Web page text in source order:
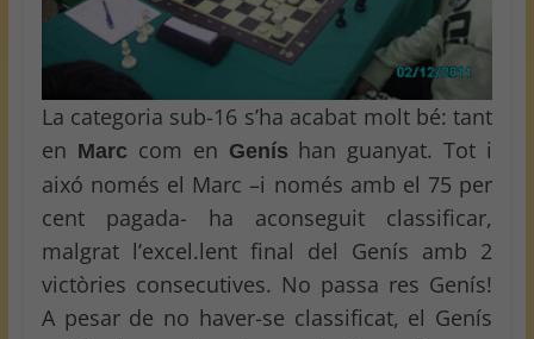
La categoria sub-16 s’ha acabat molt bé: tant
en Marc com en Genís han guanyat. Tot i
aixó només el Marc –i només amb el 75 per
cent pagada- ha aconseguit classificar,
malgrat l’excel.lent final del Genís amb 2
victòries consecutives. No passa res Genís!
A pesar de no haver-se classificat, el Genís